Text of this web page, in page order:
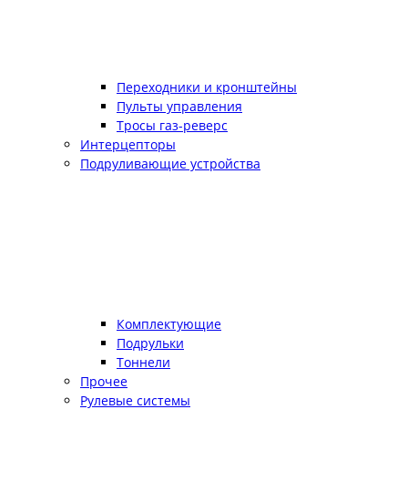
Переходники и кронштейны
Пульты управления
Тросы газ-реверс
Интерцепторы
Подруливающие устройства
Комплектующие
Подрульки
Тоннели
Прочее
Рулевые системы